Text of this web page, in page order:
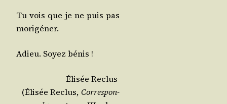
Tu vois que je ne puis pas
morigéner.
Adieu. Soyez bénis !
Éli­sée Reclus
(Éli­sée Reclus, Cor­res­pon­